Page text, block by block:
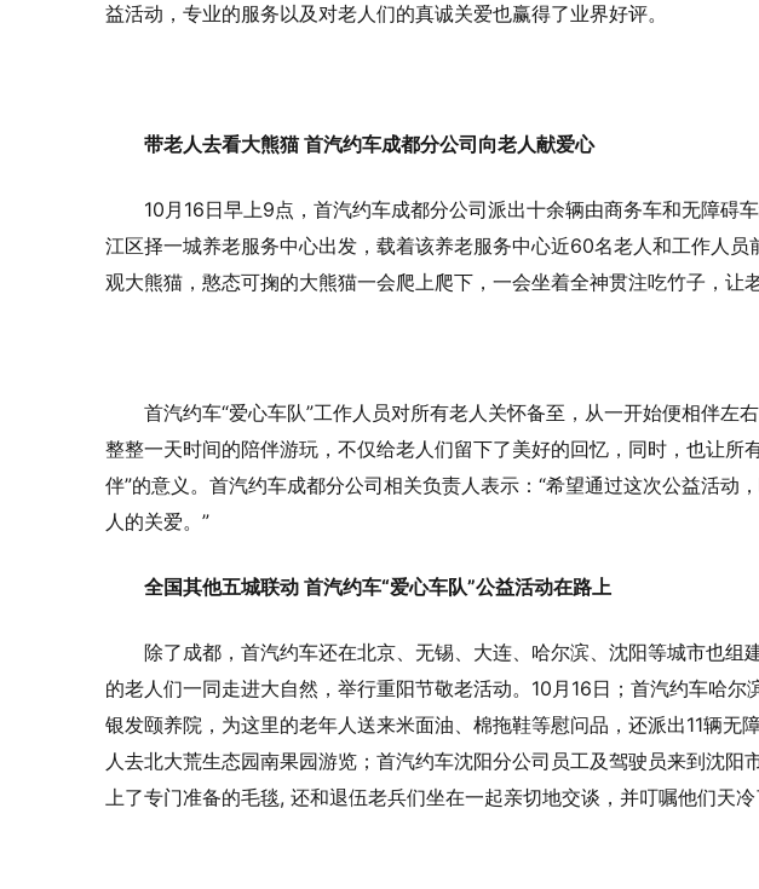
益活动，专业的服务以及对老人们的真诚关爱也赢得了业界好评。
带老人去看大熊猫 首汽约车成都分公司向老人献爱心
10月16日早上9点，首汽约车成都分公司派出十余辆由商务车和无障碍
江区择一城养老服务中心出发，载着该养老服务中心近60名老人和工作人员
观大熊猫，憨态可掬的大熊猫一会爬上爬下，一会坐着全神贯注吃竹子，让
首汽约车“爱心车队”工作人员对所有老人关怀备至，从一开始便相伴左
整整一天时间的陪伴游玩，不仅给老人们留下了美好的回忆，同时，也让所
伴”的意义。首汽约车成都分公司相关负责人表示：“希望通过这次公益活动
人的关爱。”
全国其他五城联动 首汽约车“爱心车队”公益活动在路上
除了成都，首汽约车还在北京、无锡、大连、哈尔滨、沈阳等城市也组
的老人们一同走进大自然，举行重阳节敬老活动。10月16日；首汽约车哈尔
银发颐养院，为这里的老年人送来米面油、棉拖鞋等慰问品，还派出11辆无
人去北大荒生态园南果园游览；首汽约车沈阳分公司员工及驾驶员来到沈阳
上了专门准备的毛毯, 还和退伍老兵们坐在一起亲切地交谈，并叮嘱他们天冷